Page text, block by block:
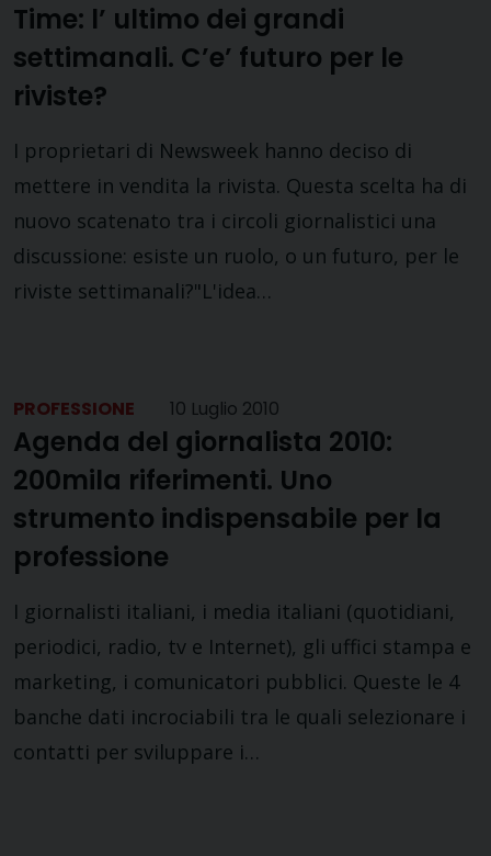
Time: l’ ultimo dei grandi
settimanali. C’e’ futuro per le
riviste?
I proprietari di Newsweek hanno deciso di
mettere in vendita la rivista. Questa scelta ha di
nuovo scatenato tra i circoli giornalistici una
discussione: esiste un ruolo, o un futuro, per le
riviste settimanali?"L'idea…
PROFESSIONE 10 Luglio 2010
Agenda del giornalista 2010:
200mila riferimenti. Uno
strumento indispensabile per la
professione
I giornalisti italiani, i media italiani (quotidiani,
periodici, radio, tv e Internet), gli uffici stampa e
marketing, i comunicatori pubblici. Queste le 4
banche dati incrociabili tra le quali selezionare i
contatti per sviluppare i…